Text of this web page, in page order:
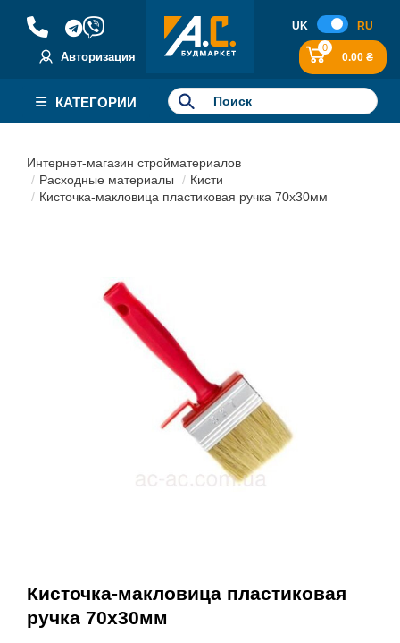
Авторизация
UK RU
0
0.00 ₴
КАТЕГОРИИ
Интернет-магазин стройматериалов
Расходные материалы
Кисти
Кисточка-макловица пластиковая ручка 70х30мм
Кисточка-макловица пластиковая
ручка 70х30мм